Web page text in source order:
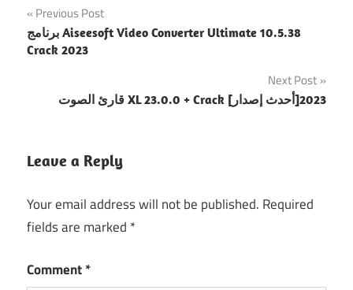
Post
navigation
Previous Post
برنامج Aiseesoft Video Converter Ultimate 10.5.38
Crack 2023
Next Post
قارئ الصوت XL 23.0.0 + Crack [أحدث إصدار]2023
Leave a Reply
Your email address will not be published. Required
fields are marked *
Comment*